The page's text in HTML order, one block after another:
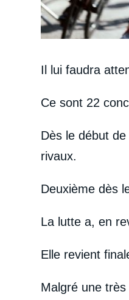
Il lui faudra
Ce sont 22
Dès le début
rivaux.
Deuxième dès
La lutte a, en
Elle revient
Malgré une